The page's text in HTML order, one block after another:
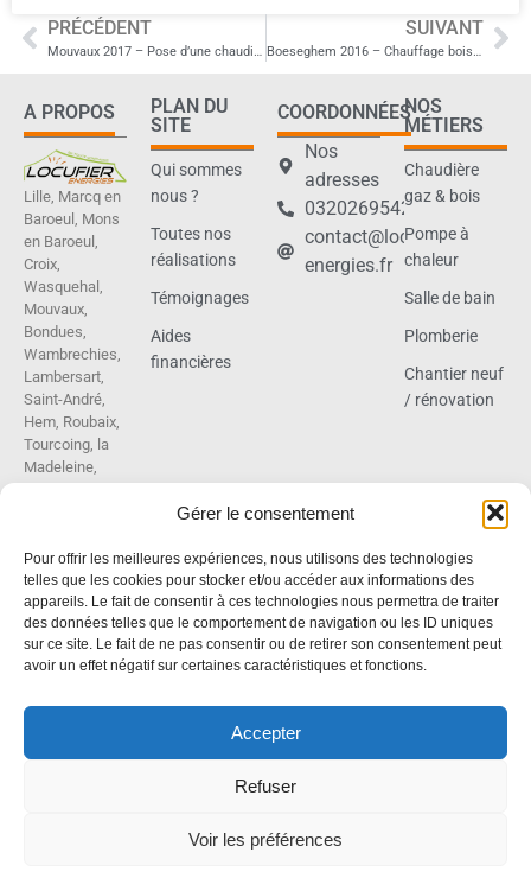
Gérer le consentement
Pour offrir les meilleures expériences, nous utilisons des technologies
telles que les cookies pour stocker et/ou accéder aux informations des
appareils. Le fait de consentir à ces technologies nous permettra de traiter
des données telles que le comportement de navigation ou les ID uniques
sur ce site. Le fait de ne pas consentir ou de retirer son consentement peut
avoir un effet négatif sur certaines caractéristiques et fonctions.
Accepter
Refuser
Voir les préférences
PRÉCÉDENT
Mouvaux 2017 – Pose d’une chaudière VIESSMANN
SUIVANT
Boeseghem 2016 – Chauffage bois d’une salle polyvalente
A PROPOS
Lille, Marcq en
Baroeul, Mons
en Baroeul,
Croix,
Wasquehal,
Mouvaux,
Bondues,
Wambrechies,
Lambersart,
Saint-André,
Hem, Roubaix,
Tourcoing, la
Madeleine,
Villeneuve
Sainghin en
Melantois,
Gruson,
Tressin,
Anstaing,
Willems,
Genech…
PLAN DU
SITE
Qui sommes
nous ?
Toutes nos
réalisations
Témoignages
Aides
financières
COORDONNÉES
Nos
adresses
0320269542
contact@locufier-
energies.fr
NOS
MÉTIERS
Chaudière
gaz & bois
Pompe à
chaleur
Salle de bain
Plomberie
Chantier neuf
/ rénovation
© Copyright Locufier 2024